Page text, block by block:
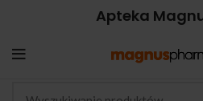
Apteka